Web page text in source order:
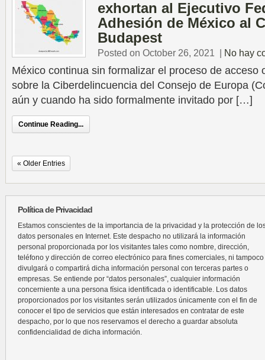
exhortan al Ejecutivo
Adhesión de México al
Budapest
Posted on October 26, 2021 | No hay
México continua sin formalizar el proceso de acceso
sobre la Ciberdelincuencia del Consejo de Europa
aún y cuando ha sido formalmente invitado por […]
Continue Reading...
« Older Entries
Política de Privacidad
Estamos conscientes de la importancia de la privacidad y la protección de
datos personales en Internet. Este despacho no utilizará la información
personal proporcionada por los visitantes tales como nombre, dirección,
teléfono y dirección de correo electrónico para fines comerciales, ni tampoco
divulgará o compartirá dicha información personal con terceras partes o
empresas. Se entiende por “datos personales”, cualquier información
concerniente a una persona física identificada o identificable. Los datos
proporcionados por los visitantes serán utilizados únicamente con el fin de
conocer el tipo de servicios que están interesados en contratar de este
despacho, por lo que nos reservamos el derecho a guardar absoluta
confidencialidad de dicha información.